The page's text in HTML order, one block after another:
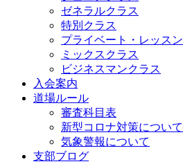
ゼネラルクラス
特別クラス
プライベート・レッスン
ミックスクラス
ビジネスマンクラス
入会案内
道場ルール
審査科目表
新型コロナ対策について
気象警報について
支部ブログ